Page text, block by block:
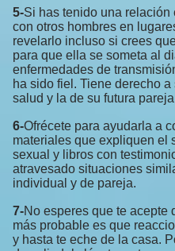
5-Si has tenido una
con otros hombres en
revelarlo incluso si crees
para que ella se someta al
enfermedades de
ha sido fiel. Tiene derecho
salud y la de su futura
6-Ofrécete para ayudarla a
materiales que expliquen el
sexual y libros con
atravesado situaciones
individual y de pareja.
7-No esperes que te acepte
más probable es que
y hasta te eche de la casa.